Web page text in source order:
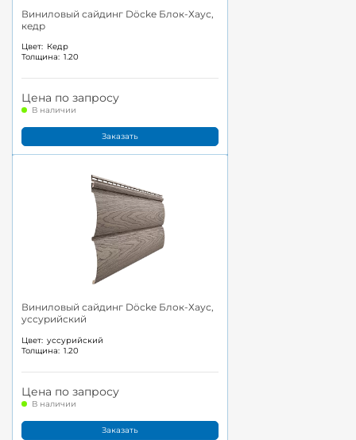
Виниловый сайдинг Döcke Блок-Хаус,
кедр
Цвет: Кедр
Толщина: 1.20
Цена по запросу
В наличии
Заказать
Виниловый сайдинг Döcke Блок-Хаус,
уссурийский
Цвет: уссурийский
Толщина: 1.20
Цена по запросу
В наличии
Заказать